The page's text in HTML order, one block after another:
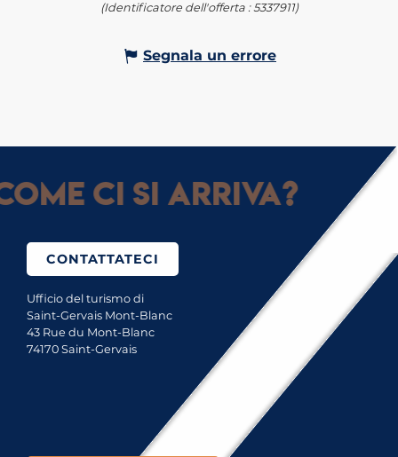
(Identificatore dell'offerta :5337911)
Segnala un errore
ci si arriva?
CONTATTATECI
Ufficio del turismo di
Saint-Gervais Mont-Blanc
43 Rue du Mont-Blanc
74170 Saint-Gervais